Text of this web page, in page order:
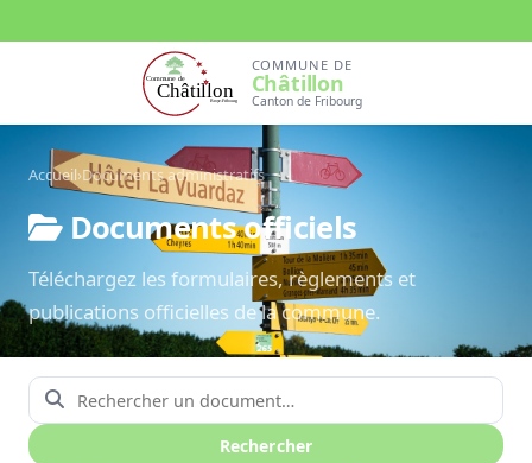
COMMUNE DE
Châtillon
Canton de Fribourg
Accueil›Documents administratifs
Documents officiels
Téléchargez les formulaires, règlements et
publications officielles de la commune.
Rechercher un document
Rechercher